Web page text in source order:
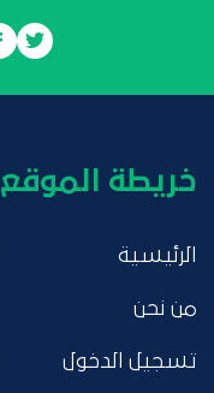
خريطة الموقع
الرئيسية
من نحن
تسجيل الدخول